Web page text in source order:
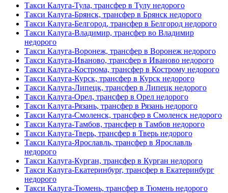
Такси Калуга-Тула, трансфер в Тулу недорого
Такси Калуга-Брянск, трансфер в Брянск недорого
Такси Калуга-Белгород, трансфер в Белгород недорого
Такси Калуга-Владимир, трансфер во Владимир
недорого
Такси Калуга-Воронеж, трансфер в Воронеж недорого
Такси Калуга-Иваново, трансфер в Иваново недорого
Такси Калуга-Кострома, трансфер в Кострому недорого
Такси Калуга-Курск, трансфер в Курск недорого
Такси Калуга-Липецк, трансфер в Липецк недорого
Такси Калуга-Орел, трансфер в Орел недорого
Такси Калуга-Рязань, трансфер в Рязань недорого
Такси Калуга-Смоленск, трансфер в Смоленск недорого
Такси Калуга-Тамбов, трансфер в Тамбов недорого
Такси Калуга-Тверь, трансфер в Тверь недорого
Такси Калуга-Ярославль, трансфер в Ярославль
недорого
Такси Калуга-Курган, трансфер в Курган недорого
Такси Калуга-Екатеринбург, трансфер в Екатеринбург
недорого
Такси Калуга-Тюмень, трансфер в Тюмень недорого